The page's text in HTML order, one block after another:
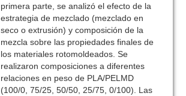
primera parte, se analizó el efecto de la
estrategia de mezclado (mezclado en
seco o extrusión) y composición de la
mezcla sobre las propiedades finales de
los materiales rotomoldeados. Se
realizaron composiciones a diferentes
relaciones en peso de PLA/PELMD
(100/0, 75/25, 50/50, 25/75, 0/100). Las